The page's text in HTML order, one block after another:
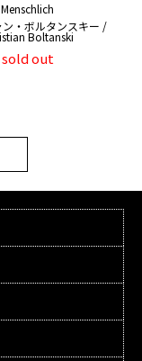
Menschlich
ン・ボルタンスキー /
Boltanski
sold out